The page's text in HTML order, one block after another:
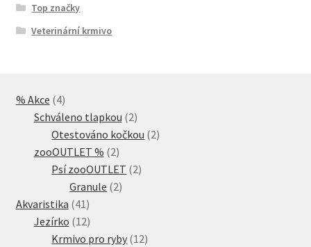
Top značky
Veterinární krmivo
% Akce 44
produkty
Schváleno tlapkou 22
produkty
Otestováno kočkou 22
zooOUTLET % 22
produkty
Psí zooOUTLET 22
Granule 22
Akvaristika 4141
produktů
Jezírko 1212
produktů
Krmivo pro ryby 1212